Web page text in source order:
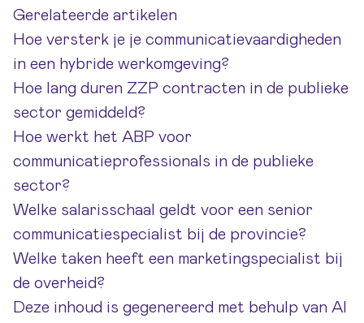
Gerelateerde artikelen
Hoe versterk je je communicatievaardigheden
in een hybride werkomgeving?
Hoe lang duren ZZP contracten in de publieke
sector gemiddeld?
Hoe werkt het ABP voor
communicatieprofessionals in de publieke
sector?
Welke salarisschaal geldt voor een senior
communicatiespecialist bij de provincie?
Welke taken heeft een marketingspecialist bij
de overheid?
Deze inhoud is gegenereerd met behulp van AI